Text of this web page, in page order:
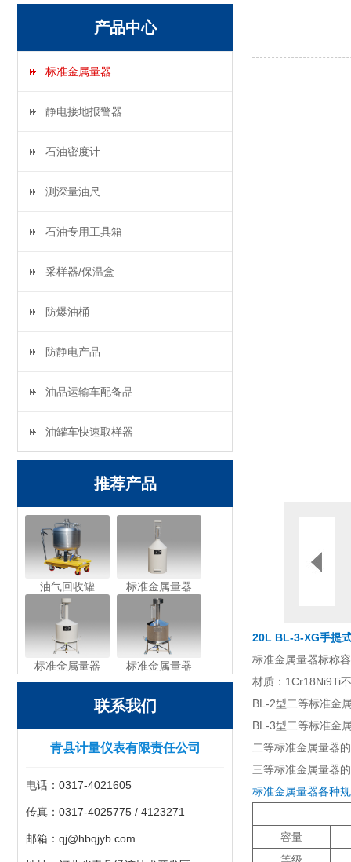
产品中心
标准金属量器
静电接地报警器
石油密度计
测深量油尺
石油专用工具箱
采样器/保温盒
防爆油桶
防静电产品
油品运输车配备品
油罐车快速取样器
推荐产品
油气回收罐 标准金属量器
标准金属量器 标准金属量器
联系我们
青县计量仪表有限责任公司
电话：0317-4021605
传真：0317-4025775 / 4123271
邮箱：qj@hbqjyb.com
20L BL-3-XG手提
标准金属量器标称
材质：1Cr18Ni9Ti
BL-2型二等标准金
BL-3型二等标准金
二等标准金属量器
三等标准金属量器
标准金属量器各种
容量